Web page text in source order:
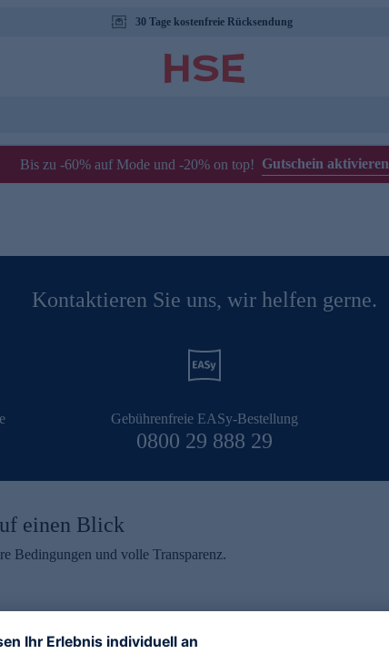
30 Tage kostenfreie Rücksendung
Bis zu -60% auf Mode und -20% on top! Gutschein aktivieren
Kontaktieren Sie uns, wir helfen gerne.
Gebührenfreie EASy-Bestellung
0800 29 888 29
einen Blick
Bedingungen und volle Transparenz.